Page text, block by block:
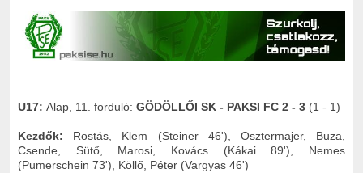
U17: Alap, 11. forduló: GÖDÖLLŐI SK - PAKSI FC 2 - 3 (1 - 1)
Kezdők: Rostás, Klem (Steiner 46'), Osztermajer, Buza,
Csende, Sütő, Marosi, Kovács (Kákai 89'), Nemes
(Pumerschein 73'), Köllő, Péter (Vargyas 46')